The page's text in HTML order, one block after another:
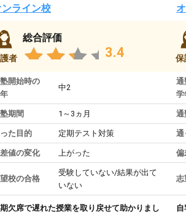
ンライン校
者
総合評価
3.4
開始時の
中2
期間 1～3ヵ月
た目的 定期テスト対策
値の変化 上がった
校の合格
受験していない/結果が出て
いない
欠席で遅れた授業を取り戻せて助かりまし
保
通
学
通
通
偏
志